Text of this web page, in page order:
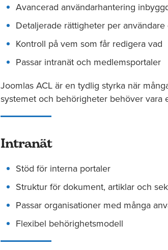
Avancerad användarhantering
Detaljerade rättigheter per
Kontroll på vem som får redigera vad
Passar intranät och medlemsportaler
Joomlas ACL är en tydlig styrka när
systemet och behörigheter behöver vara
Intranät
Stöd för interna portaler
Struktur för dokument, artiklar och
Passar organisationer med många
Flexibel behörighetsmodell